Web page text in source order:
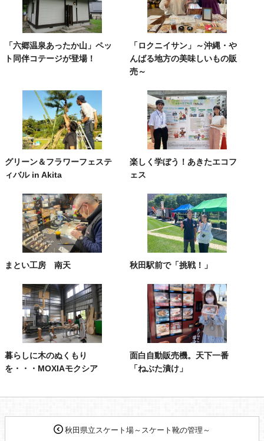
「六郷温泉あったか山」ペッ
ト同伴コテージが登場！
「ロクニイサン」～沖縄・や
んばる地方の美味しいもの販
売～
グリーン＆フラワーフェステ
ィバル in Akita
楽しく学ぼう！あきたエコフ
ェス
まとい工房 南天 秋田駅前で「挑戦！」
暮らしに木のぬくもり
を・・・MOXIAモクシア
面白自動販売機。天下一番
「ねぶた漬け」
秋田県立スケート場～スケート靴の管理～